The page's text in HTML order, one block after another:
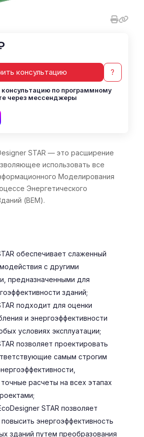
STAR — это расширение
использовать все
Моделирования
Энергетического
(BEM).
обеспечивает слаженный
с другими
предназначенными для
зданий;
подходит для оценки
и энергоэффективности
условиях эксплуатации;
позволяет проектировать
самым строгим
расчеты на всех этапах
STAR позволяет
энергоэффективность
зданий путем преобразования
консультацию ?
по программному
через мессенджеры